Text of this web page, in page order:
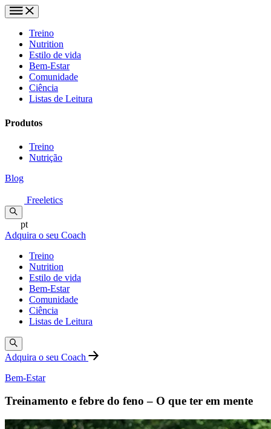
Treino
Nutrition
Estilo de vida
Bem-Estar
Comunidade
Ciência
Listas de Leitura
Produtos
Treino
Nutrição
Blog
Freeletics
pt
Adquira o seu Coach
Treino
Nutrition
Estilo de vida
Bem-Estar
Comunidade
Ciência
Listas de Leitura
Adquira o seu Coach
Bem-Estar
Treinamento e febre do feno – O que ter em mente